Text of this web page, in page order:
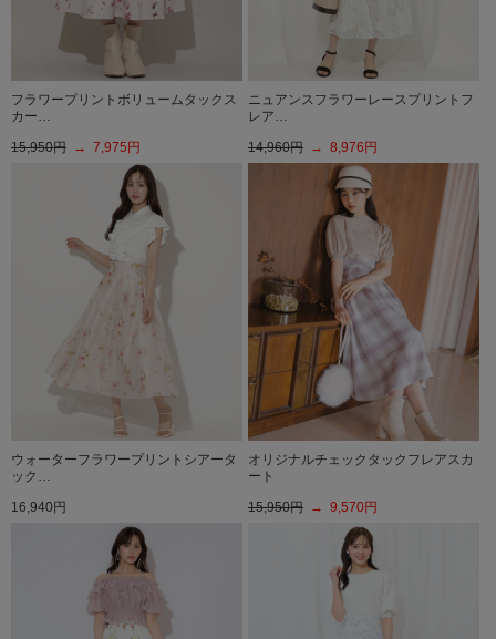
フラワープリントボリュームタックス
カー…
15,950円 → 7,975円
ニュアンスフラワーレースプリントフ
レア…
14,960円 → 8,976円
ウォーターフラワープリントシアータ
ック…
16,940円
オリジナルチェックタックフレアスカ
ート
15,950円 → 9,570円